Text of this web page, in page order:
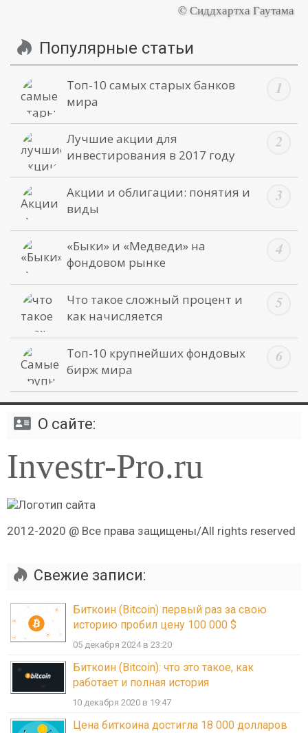
© Сиддхартха Гаутама
Популярные статьи
Топ-10 самых старых банков
мира
Лучшие акции для
инвестирования в 2017 году
Акции и облигации: понятия и
виды
«Быки» и «Медведи» на
фондовом рынке
Что такое сложный процент и
как начисляется
Топ-10 крупнейших фондовых
бирж мира
О сайте:
Investr-Pro.ru
2012-2020 @ Все права защищены/All rights reserved
Свежие записи:
Биткоин (Bitcoin) первый раз за свою
историю пробил цену 100 000 $
05 декабря 2024 в 23:20
Биткоин (Bitcoin): что это такое, как
работает и полная история
10 декабря 2020 в 19:47
Цена биткоина достигла 18 000 долларов